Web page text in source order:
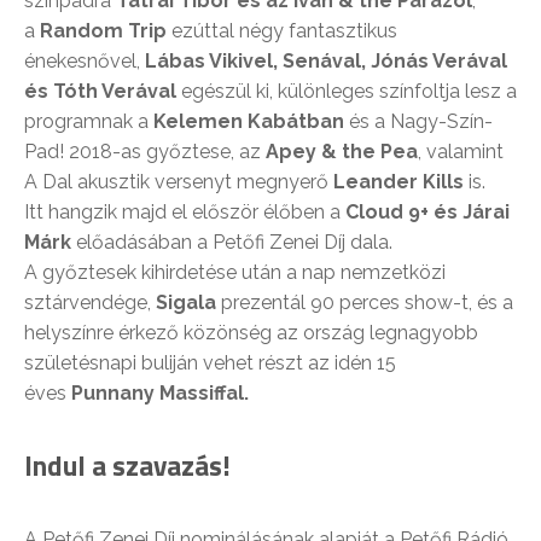
a Random Trip ezúttal négy fantasztikus
énekesnővel, Lábas Vikivel, Senával, Jónás Verával
és Tóth Verával egészül ki, különleges színfoltja lesz a
programnak a Kelemen Kabátban és a Nagy-Szín-
Pad! 2018-as győztese, az Apey & the Pea, valamint
A Dal akusztik versenyt megnyerő Leander Kills is.
Itt hangzik majd el először élőben a Cloud 9+ és Járai
Márk előadásában a Petőfi Zenei Díj dala.
A győztesek kihirdetése után a nap nemzetközi
sztárvendége, Sigala prezentál 90 perces show-t, és a
helyszínre érkező közönség az ország legnagyobb
születésnapi buliján vehet részt az idén 15
éves Punnany Massiffal.
Indul a szavazás!